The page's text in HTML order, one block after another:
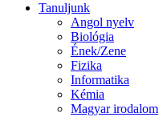
Tanuljunk
Angol nyelv
Biológia
Ének/Zene
Fizika
Informatika
Kémia
Magyar irodalom